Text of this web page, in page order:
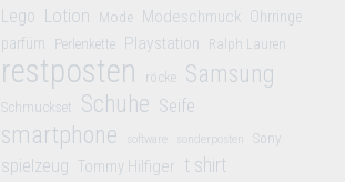
Lego Lotion Mode Modeschmuck Ohrringe
parfüm
Perlenkette Playstation Ralph Lauren
restposten röcke Samsung
Schmuckset Schuhe Seife
smartphone software sonderposten Sony
spielzeug Tommy Hilfiger t shirt